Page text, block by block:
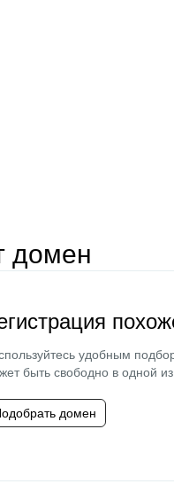
домен
удобным
быть свободно в одной
домен